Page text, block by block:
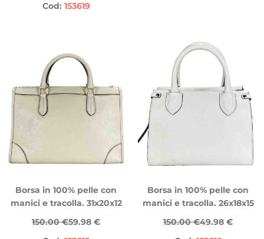
Cod: 153619
Borsa in 100% pelle con
manici e tracolla. 31x20x12
150.00 €59.98 €
Borsa in 100% pelle con
manici e tracolla. 26x18x15
150.00 €49.98 €